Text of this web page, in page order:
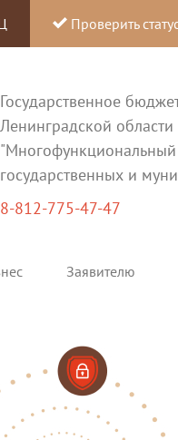
Проверить
Государственное
Ленинградской области
государственных и
8-812-775-47-47
Заявителю